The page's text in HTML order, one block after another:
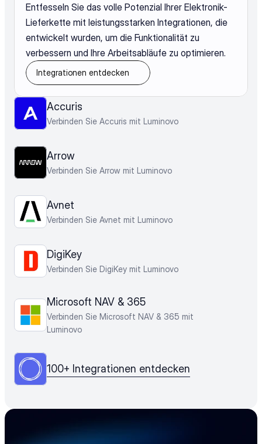
Entfesseln Sie das volle Potenzial Ihrer Elektronik-
Lieferkette mit leistungsstarken Integrationen, die
entwickelt wurden, um die Funktionalität zu
verbessern und Ihre Arbeitsabläufe zu optimieren.
Integrationen entdecken
Accuris
Verbinden Sie Accuris mit Luminovo
Arrow
Verbinden Sie Arrow mit Luminovo
Avnet
Verbinden Sie Avnet mit Luminovo
DigiKey
Verbinden Sie DigiKey mit Luminovo
Microsoft NAV & 365
Verbinden Sie Microsoft NAV & 365 mit
Luminovo
100+ Integrationen entdecken